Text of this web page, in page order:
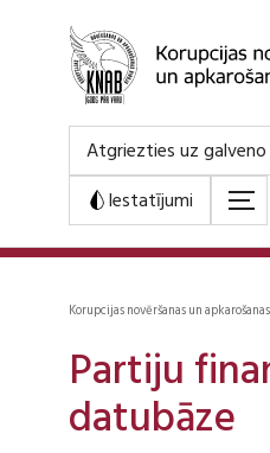
Atgriezties uz galveno
Iestatījumi
Korupcijas novēršanas un
Partiju
datubāze